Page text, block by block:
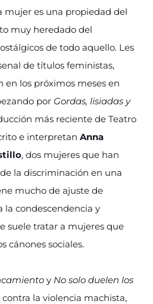
mujer es una propiedad del
muy heredado del
de todo aquello. Les
de títulos feministas,
los próximos meses en
por Gordas, lisiadas y
más reciente de Teatro
e interpretan Anna
, dos mujeres que han
la discriminación en una
mucho de ajuste de
la condescendencia y
suele tratar a mujeres que
cánones sociales.
y No solo duelen los
contra la violencia machista,